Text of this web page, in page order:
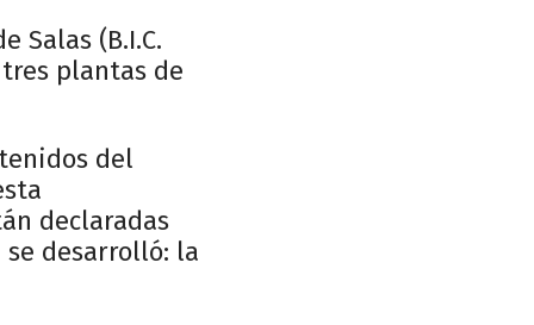
Salas (B.I.C.
plantas de
del
declaradas
desarrolló: la